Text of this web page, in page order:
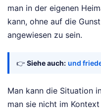
man in der eigenen
kann, ohne auf die
angewiesen zu sein.
👉 Siehe auch: und
Man kann die Situation
man sie nicht im